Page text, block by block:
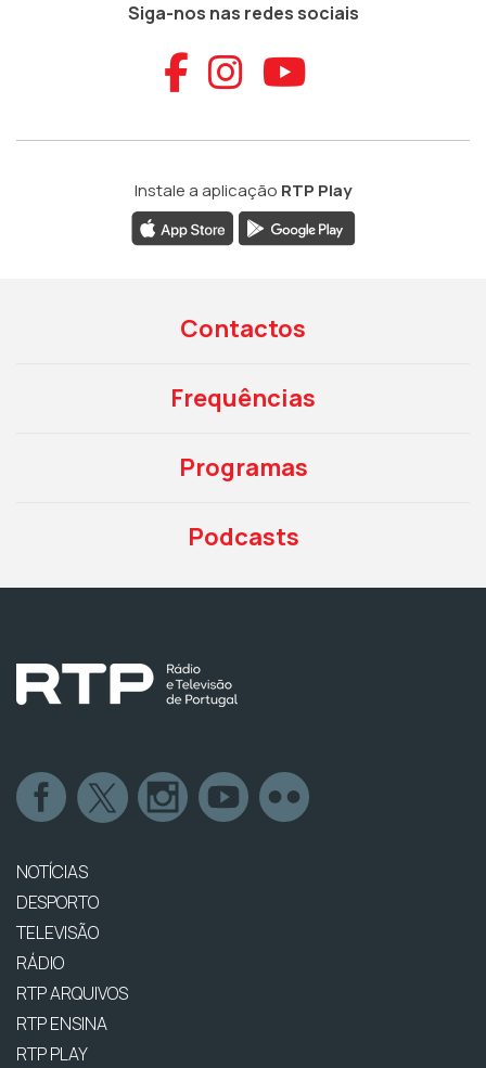
Siga-nos nas redes sociais
Aceder ao
Aceder ao
Aceder
Instale a aplicação RTP Play
Contactos
Frequências
Programas
Podcasts
NOTÍCIAS
DESPORTO
TELEVISÃO
RÁDIO
RTP ARQUIVOS
RTP ENSINA
RTP PLAY